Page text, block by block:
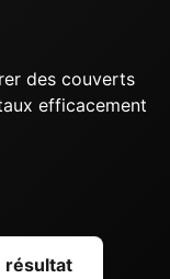
des couverts
efficacement
résultat